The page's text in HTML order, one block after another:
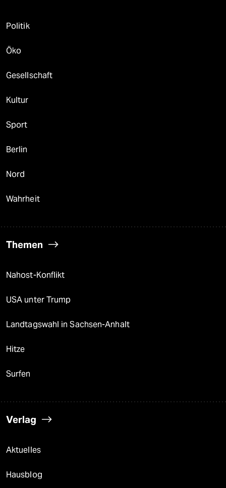
Politik
Öko
Gesellschaft
Kultur
Sport
Berlin
Nord
Wahrheit
Themen
Nahost-Konflikt
USA unter Trump
Landtagswahl in Sachsen-Anhalt
Hitze
Surfen
Verlag
Aktuelles
Hausblog